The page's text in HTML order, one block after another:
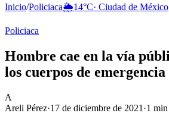
Inicio/Policiaca🌦️14°C· Ciudad de México
Policiaca
Hombre cae en la vía
los cuerpos de
A
Areli Pérez·17 de diciembre de 2021 ·1 min